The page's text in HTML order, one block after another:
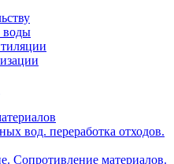
воды
вод. переработка отходов.
Сопротивление материалов.